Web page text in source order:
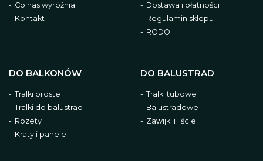
Co nas wyróżnia
Kontakt
Dostawa i płatności
Regulamin sklepu
RODO
DO BALKONÓW
Tralki proste
Tralki do balustrad
Rozety
Kraty i panele
DO BALUSTRAD
Tralki tubowe
Balustradowe
Zawijki i liście